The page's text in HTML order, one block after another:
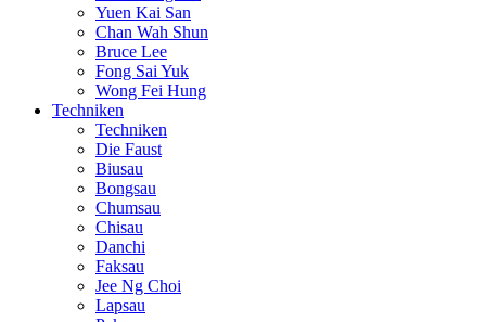
Yuen Kai San
Chan Wah Shun
Bruce Lee
Fong Sai Yuk
Wong Fei Hung
Techniken
Techniken
Die Faust
Biusau
Bongsau
Chumsau
Chisau
Danchi
Faksau
Jee Ng Choi
Lapsau